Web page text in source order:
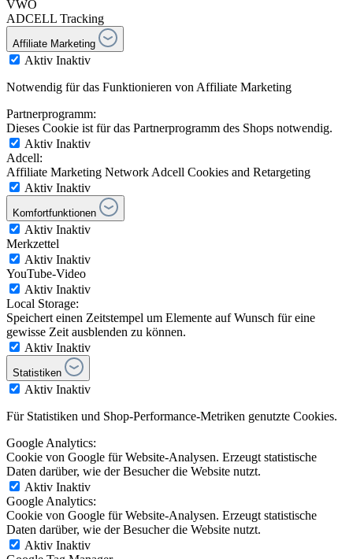
VWO
ADCELL Tracking
Affiliate Marketing
Aktiv Inaktiv
Notwendig für das Funktionieren von Affiliate Marketing
Partnerprogramm:
Dieses Cookie ist für das Partnerprogramm des Shops notwendig.
Aktiv Inaktiv
Adcell:
Affiliate Marketing Network Adcell Cookies and Retargeting
Aktiv Inaktiv
Komfortfunktionen
Aktiv Inaktiv
Merkzettel
Aktiv Inaktiv
YouTube-Video
Aktiv Inaktiv
Local Storage:
Speichert einen Zeitstempel um Elemente auf Wunsch für eine
gewisse Zeit ausblenden zu können.
Aktiv Inaktiv
Statistiken
Aktiv Inaktiv
Für Statistiken und Shop-Performance-Metriken genutzte Cookies.
Google Analytics:
Cookie von Google für Website-Analysen. Erzeugt statistische
Daten darüber, wie der Besucher die Website nutzt.
Aktiv Inaktiv
Google Analytics:
Cookie von Google für Website-Analysen. Erzeugt statistische
Daten darüber, wie der Besucher die Website nutzt.
Aktiv Inaktiv